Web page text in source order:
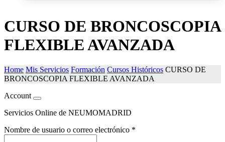
CURSO DE BRONCOSCOPIA
FLEXIBLE AVANZADA
Home Mis Servicios Formación Cursos Históricos CURSO DE
BRONCOSCOPIA FLEXIBLE AVANZADA
Account
Servicios Online de NEUMOMADRID
Nombre de usuario o correo electrónico *